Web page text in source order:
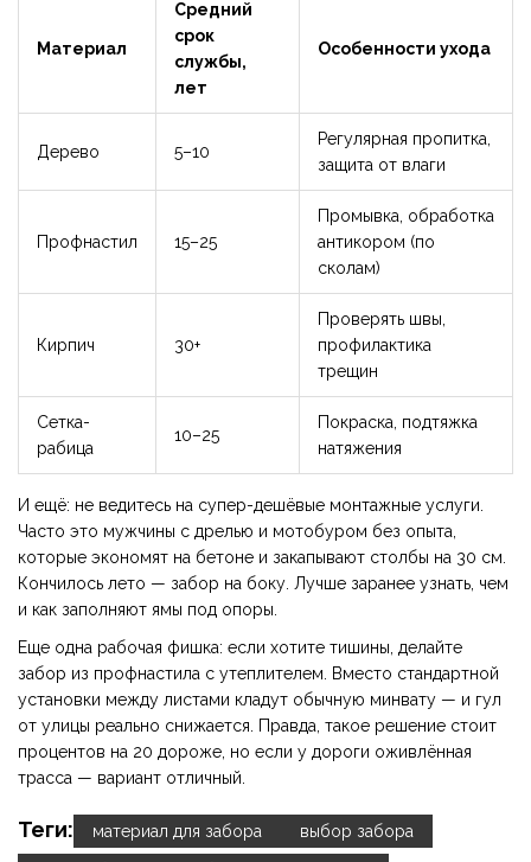
Материал
Средний
срок
службы,
лет
Особенности ухода
Дерево 5–10
Регулярная пропитка,
защита от влаги
Профнастил 15–25
Промывка, обработка
антикором (по
сколам)
Кирпич 30+
Проверять швы,
профилактика
трещин
Сетка-
рабица
10–25
Покраска, подтяжка
натяжения
И ещё: не ведитесь на супер-дешёвые монтажные услуги.
Часто это мужчины с дрелью и мотобуром без опыта,
которые экономят на бетоне и закапывают столбы на 30 см.
Кончилось лето — забор на боку. Лучше заранее узнать, чем
и как заполняют ямы под опоры.
Еще одна рабочая фишка: если хотите тишины, делайте
забор из профнастила с утеплителем. Вместо стандартной
установки между листами кладут обычную минвату — и гул
от улицы реально снижается. Правда, такое решение стоит
процентов на 20 дороже, но если у дороги оживлённая
трасса — вариант отличный.
Теги: материал для забора выбор забора